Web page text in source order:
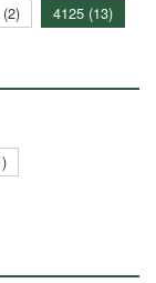
4125 (13)